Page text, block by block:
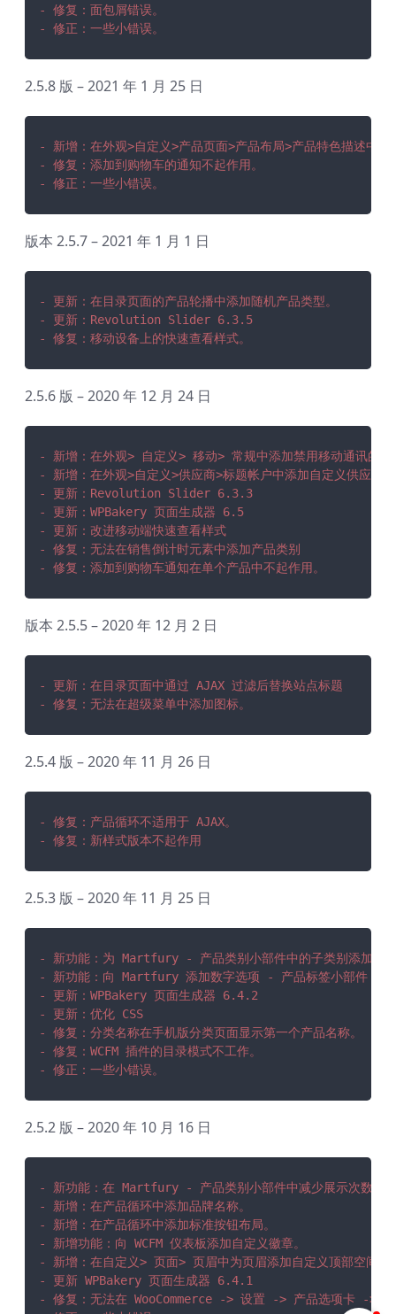
- 修复：面包屑错误。
- 修正：一些小错误。
2.5.8 版 – 2021 年 1 月 25 日
- 新增：在外观>自定义>产品页面>产品布局>产品特色描述中添
- 修复：添加到购物车的通知不起作用。
- 修正：一些小错误。
版本 2.5.7 – 2021 年 1 月 1 日
- 更新：在目录页面的产品轮播中添加随机产品类型。
- 更新：Revolution Slider 6.3.5
- 修复：移动设备上的快速查看样式。
2.5.6 版 – 2020 年 12 月 24 日
- 新增：在外观> 自定义> 移动> 常规中添加禁用移动通讯的选
- 新增：在外观>自定义>供应商>标题帐户中添加自定义供应商
- 更新：Revolution Slider 6.3.3
- 更新：WPBakery 页面生成器 6.5
- 更新：改进移动端快速查看样式
- 修复：无法在销售倒计时元素中添加产品类别
- 修复：添加到购物车通知在单个产品中不起作用。
版本 2.5.5 – 2020 年 12 月 2 日
- 更新：在目录页面中通过 AJAX 过滤后替换站点标题
- 修复：无法在超级菜单中添加图标。
2.5.4 版 – 2020 年 11 月 26 日
- 修复：产品循环不适用于 AJAX。
- 修复：新样式版本不起作用
2.5.3 版 – 2020 年 11 月 25 日
- 新功能：为 Martfury - 产品类别小部件中的子类别添加更少
- 新功能：向 Martfury 添加数字选项 - 产品标签小部件
- 更新：WPBakery 页面生成器 6.4.2
- 更新：优化 CSS
- 修复：分类名称在手机版分类页面显示第一个产品名称。
- 修复：WCFM 插件的目录模式不工作。
- 修正：一些小错误。
2.5.2 版 – 2020 年 10 月 16 日
- 新功能：在 Martfury - 产品类别小部件中减少展示次数并
- 新增：在产品循环中添加品牌名称。
- 新增：在产品循环中添加标准按钮布局。
- 新增功能：向 WCFM 仪表板添加自定义徽章。
- 新增：在自定义> 页面> 页眉中为页眉添加自定义顶部空间、
- 更新 WPBakery 页面生成器 6.4.1
- 修复：无法在 WooCommerce -> 设置 -> 产品选项卡 -> 变